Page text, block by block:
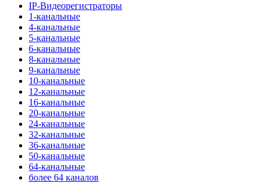
IP-Видеорегистраторы
1-канальные
4-канальные
5-канальные
6-канальные
8-канальные
9-канальные
10-канальные
12-канальные
16-канальные
20-канальные
24-канальные
32-канальные
36-канальные
50-канальные
64-канальные
более 64 каналов